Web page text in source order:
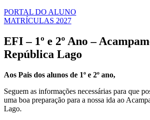
PORTAL DO ALUNO
MATRÍCULAS 2027
EFI – 1º e 2º Ano –
República Lago
Aos Pais dos alunos de 1º e 2º ano,
Seguem as informações necessárias para que
uma boa preparação para a nossa ida ao
Lago.